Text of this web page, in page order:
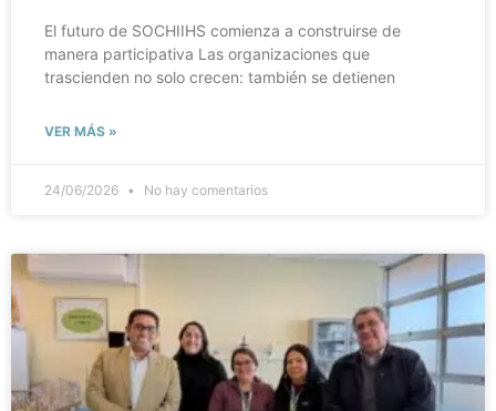
El futuro de SOCHIIHS comienza a construirse de
manera participativa Las organizaciones que
trascienden no solo crecen: también se detienen
VER MÁS »
24/06/2026 No hay comentarios